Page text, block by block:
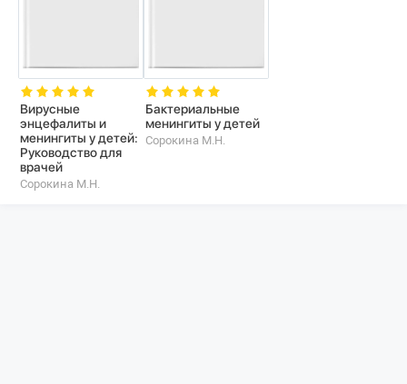
Вирусные
энцефалиты и
менингиты у детей:
Руководство для
врачей
Сорокина М.Н.
Бактериальные
менингиты у детей
Сорокина М.Н.